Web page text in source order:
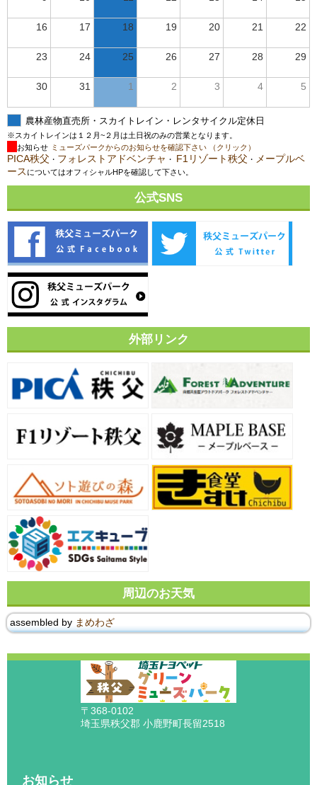
16 17 18 19 20 21 22
23 24 25 26 27 28 29
30 31 1 2 3 4 5
農林産物直売所・スカイトレイン・レンタサイクル定休日
※スカイトレインは１２月~２月は土日祝のみの営業となります。
お知らせ ミューズパークからのお知らせを確認下さい （クリック）
PICA秩父 ・ フォレストアドベンチャ ・ F1リゾート秩父 ・ メープルベ
ース についてはオフィシャルHPを確認して下さい。
公式SNS
外部リンク
周辺のお天気
assembled by まめわざ
〒368-0102
埼玉県秩父郡 小鹿野町長留2518
お知らせ